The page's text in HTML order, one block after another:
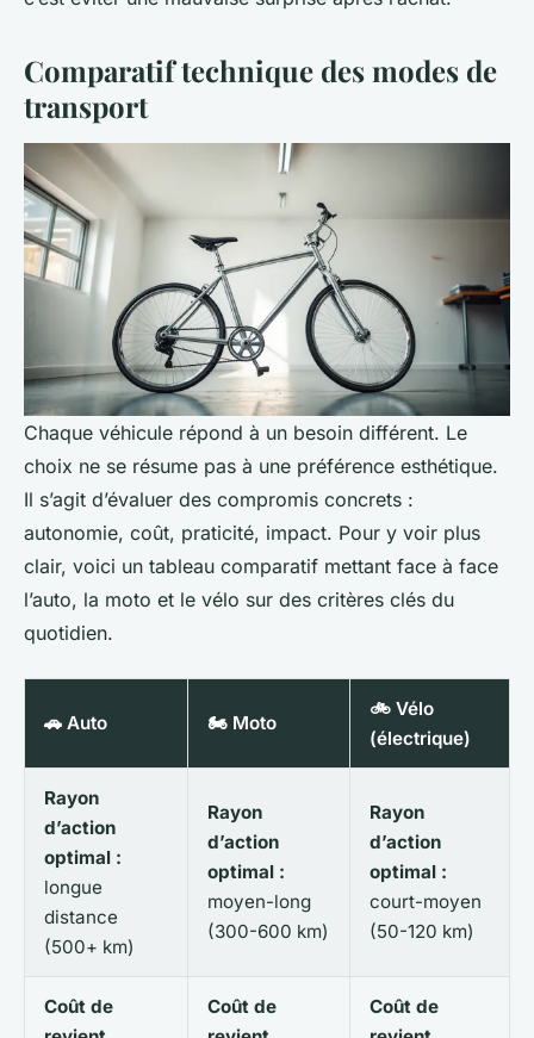
Comparatif technique des modes de
transport
Chaque véhicule répond à un besoin différent. Le
choix ne se résume pas à une préférence esthétique.
Il s’agit d’évaluer des compromis concrets :
autonomie, coût, praticité, impact. Pour y voir plus
clair, voici un tableau comparatif mettant face à face
l’auto, la moto et le vélo sur des critères clés du
quotidien.
🚗 Auto 🏍 Moto
🚲 Vélo
(électrique)
Rayon
d’action
optimal :
longue
distance
(500+ km)
Rayon
d’action
optimal :
moyen-long
(300-600 km)
Rayon
d’action
optimal :
court-moyen
(50-120 km)
Coût de
Coût de
Coût de